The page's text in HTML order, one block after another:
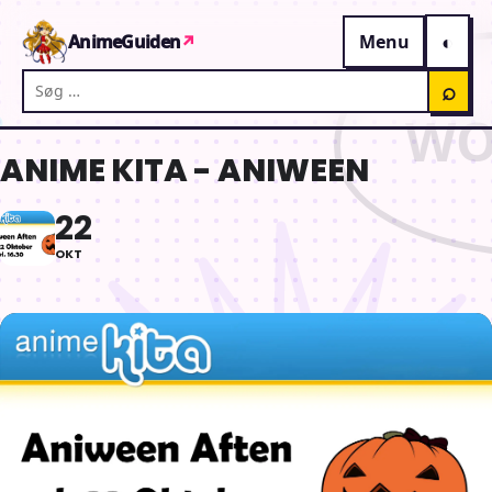
AnimeGuiden↗
Menu
Søg på AnimeGuiden
⌕
ANIME KITA - ANIWEEN
22
OKT